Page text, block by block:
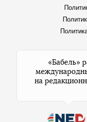
«Бабель»
на